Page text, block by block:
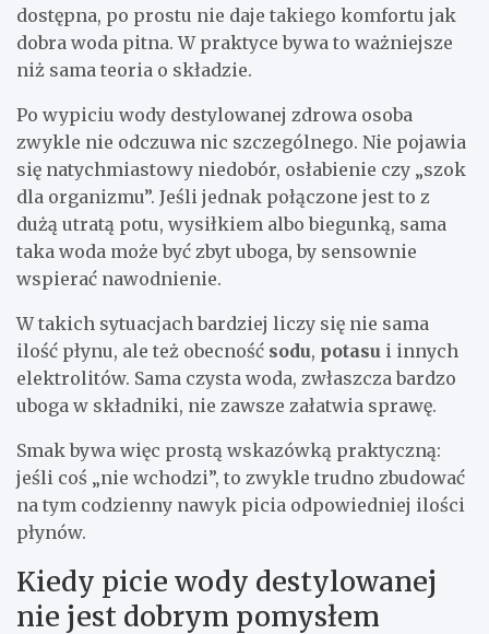
dostępna, po prostu nie daje takiego komfortu jak
dobra woda pitna. W praktyce bywa to ważniejsze
niż sama teoria o składzie.
Po wypiciu wody destylowanej zdrowa osoba
zwykle nie odczuwa nic szczególnego. Nie pojawia
się natychmiastowy niedobór, osłabienie czy „szok
dla organizmu”. Jeśli jednak połączone jest to z
dużą utratą potu, wysiłkiem albo biegunką, sama
taka woda może być zbyt uboga, by sensownie
wspierać nawodnienie.
W takich sytuacjach bardziej liczy się nie sama
ilość płynu, ale też obecność sodu, potasu i innych
elektrolitów. Sama czysta woda, zwłaszcza bardzo
uboga w składniki, nie zawsze załatwia sprawę.
Smak bywa więc prostą wskazówką praktyczną:
jeśli coś „nie wchodzi”, to zwykle trudno zbudować
na tym codzienny nawyk picia odpowiedniej ilości
płynów.
Kiedy picie wody destylowanej
nie jest dobrym pomysłem